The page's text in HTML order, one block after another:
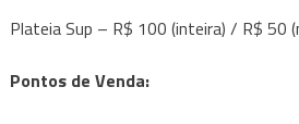
Plateia Sup – R$ 100 (inteira) / R$ 50
Pontos de Venda: